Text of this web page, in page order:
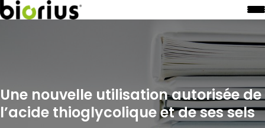
Une nouvelle utilisation autorisée de
l’acide thioglycolique et de ses sels